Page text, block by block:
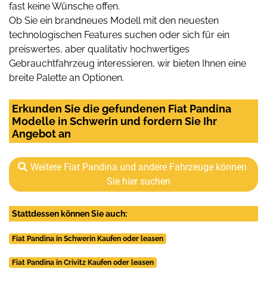
fast keine Wünsche offen.
Ob Sie ein brandneues Modell mit den neuesten
technologischen Features suchen oder sich für ein
preiswertes, aber qualitativ hochwertiges
Gebrauchtfahrzeug interessieren, wir bieten Ihnen eine
breite Palette an Optionen.
Erkunden Sie die gefundenen Fiat Pandina
Modelle in Schwerin und fordern Sie Ihr
Angebot an
Weitere Fiat Pandina und andere Fahrzeuge können
Sie hier suchen
Stattdessen können Sie auch:
Fiat Pandina in Schwerin Kaufen oder leasen
Fiat Pandina in Crivitz Kaufen oder leasen